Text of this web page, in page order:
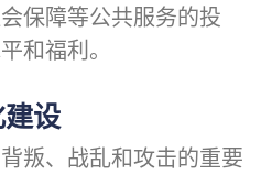
保障等公共服务的投
和福利。
设
叛、战乱和攻击的重要